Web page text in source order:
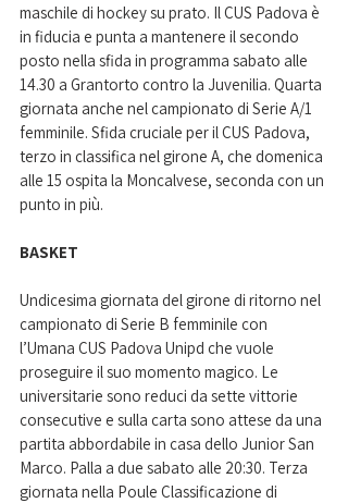
maschile di hockey su prato. Il CUS Padova è
in fiducia e punta a mantenere il secondo
posto nella sfida in programma sabato alle
14.30 a Grantorto contro la Juvenilia. Quarta
giornata anche nel campionato di Serie A/1
femminile. Sfida cruciale per il CUS Padova,
terzo in classifica nel girone A, che domenica
alle 15 ospita la Moncalvese, seconda con un
punto in più.
BASKET
Undicesima giornata del girone di ritorno nel
campionato di Serie B femminile con
l’Umana CUS Padova Unipd che vuole
proseguire il suo momento magico. Le
universitarie sono reduci da sette vittorie
consecutive e sulla carta sono attese da una
partita abbordabile in casa dello Junior San
Marco. Palla a due sabato alle 20:30. Terza
giornata nella Poule Classificazione di